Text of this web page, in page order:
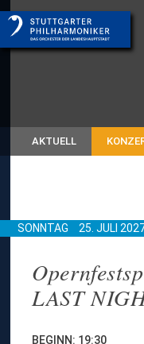
AKTUELL
SONNTAG 25. JULI
LAST
BEGINN: 19:30